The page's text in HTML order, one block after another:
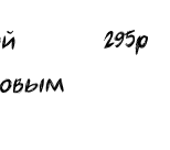
295р